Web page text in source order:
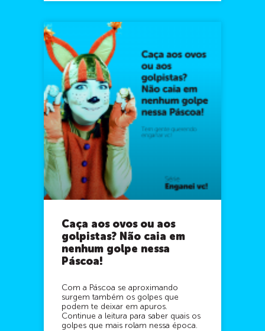
Caça aos ovos ou aos
golpistas? Não caia em
nenhum golpe nessa
Páscoa!
Com a Páscoa se aproximando
surgem também os golpes que
podem te deixar em apuros.
Continue a leitura para saber quais os
golpes que mais rolam nessa época.